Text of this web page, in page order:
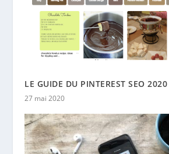
LE GUIDE DU PINTEREST SEO 2020
27 mai 2020